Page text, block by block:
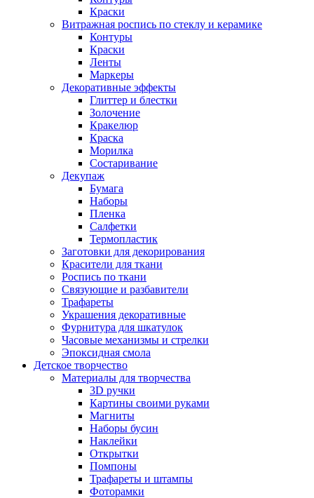
Краски
Витражная роспись по стеклу и керамике
Контуры
Краски
Ленты
Маркеры
Декоративные эффекты
Глиттер и блестки
Золочение
Кракелюр
Краска
Морилка
Состаривание
Декупаж
Бумага
Наборы
Пленка
Салфетки
Термопластик
Заготовки для декорирования
Красители для ткани
Роспись по ткани
Связующие и разбавители
Трафареты
Украшения декоративные
Фурнитура для шкатулок
Часовые механизмы и стрелки
Эпоксидная смола
Детское творчество
Материалы для творчества
3D ручки
Картины своими руками
Магниты
Наборы бусин
Наклейки
Открытки
Помпоны
Трафареты и штампы
Фоторамки